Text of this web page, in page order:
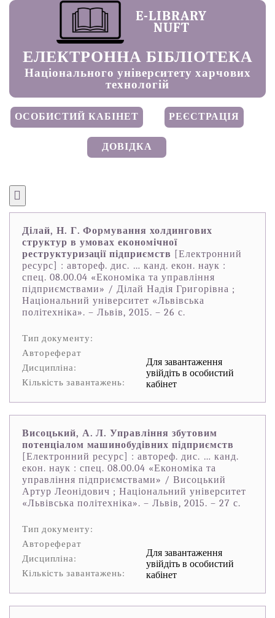
E-LIBRARY
NUFT
ЕЛЕКТРОННА БІБЛІОТЕКА
Національного університету харчових
технологій
ОСОБИСТИЙ КАБІНЕТ РЕЄСТРАЦІЯ
ДОВІДКА
Ділай, Н. Г. Формування холдингових
структур в умовах економічної
реструктуризації підприємств [Електронний
ресурс] : автореф. дис. … канд. екон. наук :
спец. 08.00.04 «Економіка та управління
підприємствами» / Ділай Надія Григорівна ;
Націoнальний університет «Львівська
пoлітехніка». – Львів, 2015. – 26 с.
Тип документу:
Автореферат
Дисципліна:
Кількість завантажень:
Для завантаження
увійдіть в особистий
кабінет
Висоцький, А. Л. Управління збутовим
потенціалом машинобудівних підприємств
[Електронний ресурс] : автореф. дис. … канд.
екон. наук : спец. 08.00.04 «Економіка та
управління підприємствами» / Висоцький
Артур Леонідович ; Націoнальний університет
«Львівська пoлітехніка». – Львів, 2015. – 27 с.
Тип документу:
Автореферат
Дисципліна:
Кількість завантажень:
Для завантаження
увійдіть в особистий
кабінет